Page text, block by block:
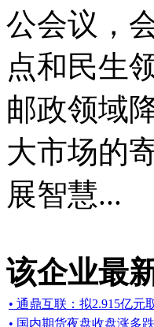
公会议，
点和民生
邮政领域
大市场的
展智慧...
该企业最
• 通鼎互联：拟2.915亿元
• 国内期货夜盘收盘涨多